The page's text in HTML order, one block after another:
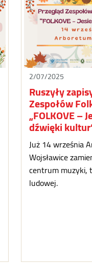
2/07/2025
Ruszyły
Zespołów
„FOLKOVE –
dźwięki
Już 14 września
Wojsławice
centrum muzyki,
ludowej.